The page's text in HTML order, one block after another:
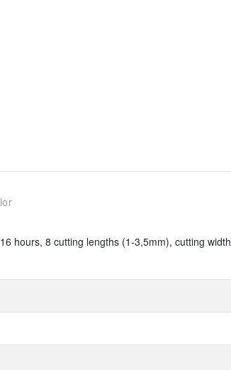
hours, 8 cutting lengths (1-3,5mm), cutting width